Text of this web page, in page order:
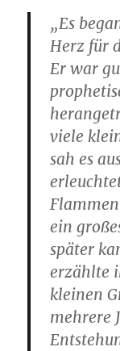
„Es
Herz für
Er war
viele
sah es
ein
später
erzählte
kleinen
mehrere